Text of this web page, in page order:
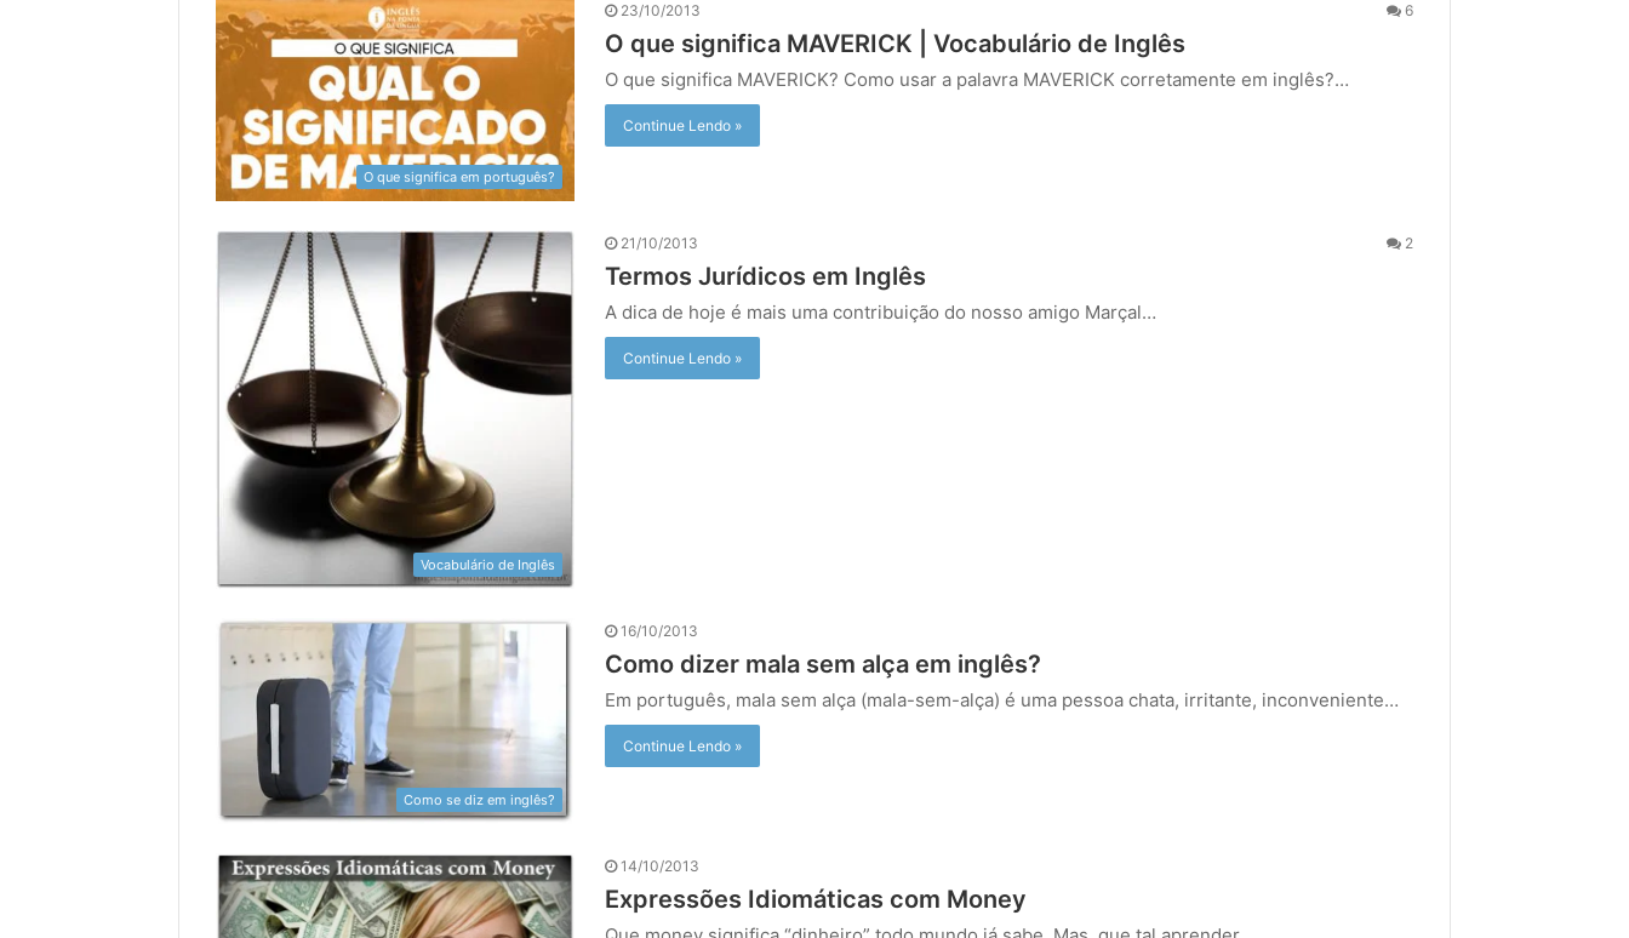
O que significa em português?
23/10/2013 6
O que significa MAVERICK | Vocabulário de Inglês
O que significa MAVERICK? Como usar a palavra MAVERICK corretamente em inglês?…
Continue Lendo »
Vocabulário de Inglês
21/10/2013 2
Termos Jurídicos em Inglês
A dica de hoje é mais uma contribuição do nosso amigo Marçal…
Continue Lendo »
Como se diz em inglês?
16/10/2013
Como dizer mala sem alça em inglês?
Em português, mala sem alça (mala-sem-alça) é uma pessoa chata, irritante, inconveniente…
Continue Lendo »
14/10/2013
Expressões Idiomáticas com Money